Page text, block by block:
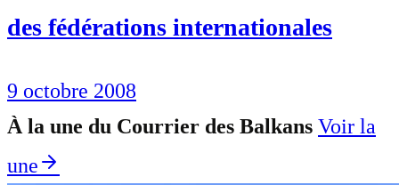
des fédérations internationales
9 octobre 2008
À la une du Courrier des Balkans Voir la
une